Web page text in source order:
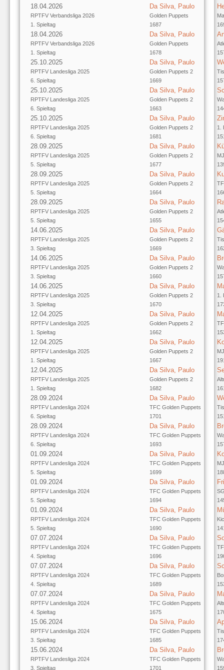
18.04.2026
RPTFV Verbandsliga 2026
1. Spieltag
Da Silva, Paulo
Golden Puppets
1687
18.04.2026
RPTFV Verbandsliga 2026
1. Spieltag
Da Silva, Paulo
Golden Puppets
1678
25.10.2025
RPTFV Landesliga 2025
6. Spieltag
Da Silva, Paulo
Golden Puppets 2
1669
25.10.2025
RPTFV Landesliga 2025
6. Spieltag
Da Silva, Paulo
Golden Puppets 2
1663
25.10.2025
RPTFV Landesliga 2025
6. Spieltag
Da Silva, Paulo
Golden Puppets 2
1681
1.
28.09.2025
RPTFV Landesliga 2025
5. Spieltag
Da Silva, Paulo
Golden Puppets 2
1677
28.09.2025
RPTFV Landesliga 2025
5. Spieltag
Da Silva, Paulo
Golden Puppets 2
1664
28.09.2025
RPTFV Landesliga 2025
5. Spieltag
Da Silva, Paulo
Golden Puppets 2
1655
14.06.2025
RPTFV Landesliga 2025
3. Spieltag
Da Silva, Paulo
Golden Puppets 2
1669
14.06.2025
RPTFV Landesliga 2025
3. Spieltag
Da Silva, Paulo
Golden Puppets 2
1660
14.06.2025
RPTFV Landesliga 2025
3. Spieltag
Da Silva, Paulo
Golden Puppets 2
1670
1.
12.04.2025
RPTFV Landesliga 2025
1. Spieltag
Da Silva, Paulo
Golden Puppets 2
1662
12.04.2025
RPTFV Landesliga 2025
1. Spieltag
Da Silva, Paulo
Golden Puppets 2
1667
12.04.2025
RPTFV Landesliga 2025
1. Spieltag
Da Silva, Paulo
Golden Puppets 2
1682
28.09.2024
RPTFV Landesliga 2024
6. Spieltag
Da Silva, Paulo
TFC Golden Puppets
1701
28.09.2024
RPTFV Landesliga 2024
6. Spieltag
Da Silva, Paulo
TFC Golden Puppets
1693
01.09.2024
RPTFV Landesliga 2024
5. Spieltag
Da Silva, Paulo
TFC Golden Puppets
1699
01.09.2024
RPTFV Landesliga 2024
5. Spieltag
Da Silva, Paulo
TFC Golden Puppets
1694
01.09.2024
RPTFV Landesliga 2024
5. Spieltag
Da Silva, Paulo
TFC Golden Puppets
1690
07.07.2024
RPTFV Landesliga 2024
4. Spieltag
Da Silva, Paulo
TFC Golden Puppets
1696
07.07.2024
RPTFV Landesliga 2024
4. Spieltag
Da Silva, Paulo
TFC Golden Puppets
1689
07.07.2024
RPTFV Landesliga 2024
4. Spieltag
Da Silva, Paulo
TFC Golden Puppets
1675
15.06.2024
RPTFV Landesliga 2024
3. Spieltag
Da Silva, Paulo
TFC Golden Puppets
1685
15.06.2024
RPTFV Landesliga 2024
3. Spieltag
Da Silva, Paulo
TFC Golden Puppets
1701